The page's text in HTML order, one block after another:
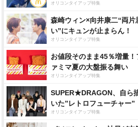
オリコンタイアップ特集
森崎ウィン×向井康二“両片
い”にキュンが止まらん！
オリコンタイアップ特集
お値段そのまま45％増量！
ァミマ夏の大盤振る舞い
オリコンタイアップ特集
SUPER★DRAGON、自ら
いた”レトロフューチャー”
オリコンタイアップ特集